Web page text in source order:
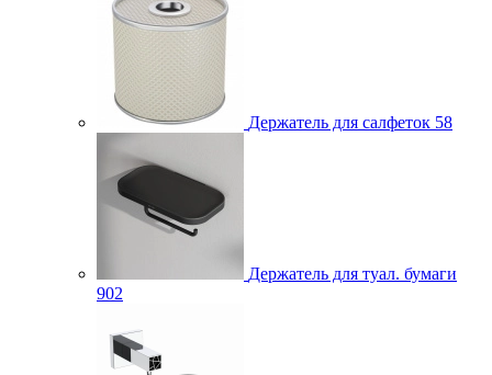
Держатель для салфеток 58
Держатель для туал. бумаги
902